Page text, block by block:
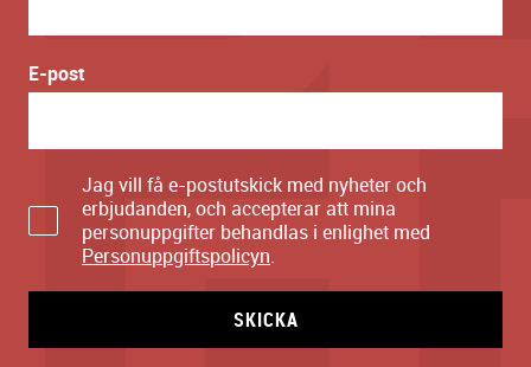
E-post
Jag vill få e-postutskick med nyheter och
erbjudanden, och accepterar att mina
personuppgifter behandlas i enlighet med
Personuppgiftspolicyn.
SKICKA